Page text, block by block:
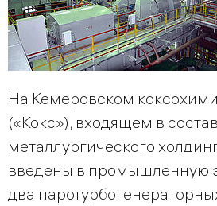
На Кемеровском
(«Кокс»), входящем в
металлургического
введены в промышленную
два